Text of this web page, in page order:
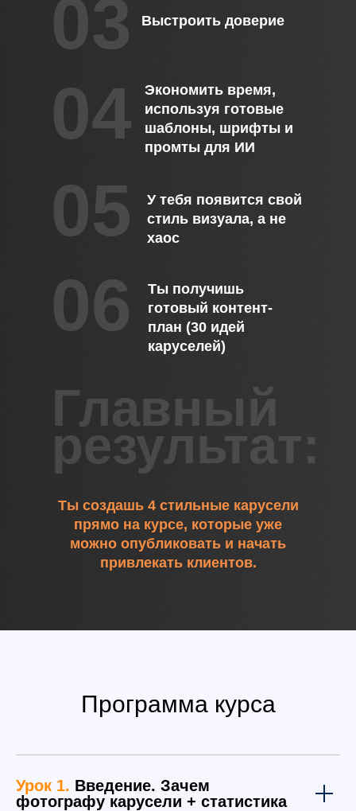
03 Выстроить доверие
04
05
06
Главный
результат:
Экономить время,
используя готовые
шаблоны, шрифты и
промты для ИИ
У тебя появится свой
стиль визуала, а не
хаос
Ты создашь 4 стильные карусели
прямо на курсе, которые уже
можно опубликовать и начать
привлекать клиентов.
Ты получишь
готовый контент-
план (30 идей
каруселей)
Программа курса
Урок 1. Введение. Зачем
фотографу карусели + статистика